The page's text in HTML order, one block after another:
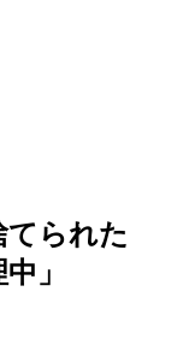
てられた
」